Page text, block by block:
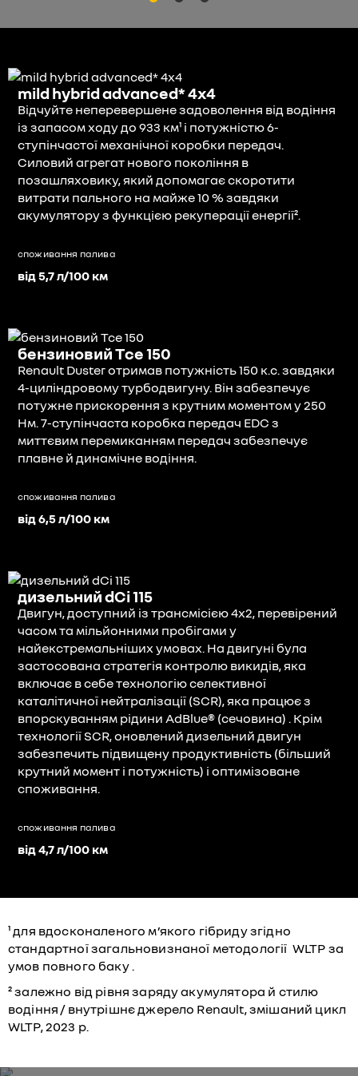
mild hybrid advanced* 4x4
Відчуйте неперевершене задоволення від водіння
із запасом ходу до 933 км¹ і потужністю 6-
ступінчастої механічної коробки передач.
Силовий агрегат нового покоління в
позашляховику, який допомагає скоротити
витрати пального на майже 10 % завдяки
акумулятору з функцією рекуперації енергії².
споживання палива
від 5,7 л/100 км
бензиновий Tce 150
Renault Duster отримав потужність 150 к.с. завдяки
4-циліндровому турбодвигуну. Він забезпечує
потужне прискорення з крутним моментом у 250
Нм. 7-ступінчаста коробка передач EDC з
миттєвим перемиканням передач забезпечує
плавне й динамічне водіння.
споживання палива
від 6,5 л/100 км
дизельний dCi 115
Двигун, доступний із трансмісією 4x2, перевірений
часом та мільйонними пробігами у
найекстремальніших умовах. На двигуні була
застосована стратегія контролю викидів, яка
включає в себе технологію селективної
каталітичної нейтралізації (SCR), яка працює з
впорскуванням рідини AdBlue® (сечовина) . Крім
технології SCR, оновлений дизельний двигун
забезпечить підвищену продуктивність (більший
крутний момент і потужність) і оптимізоване
споживання.
споживання палива
від 4,7 л/100 км
¹ для вдосконаленого м’якого гібриду згідно
стандартної загальновизнаної методології WLTP за
умов повного баку .
² залежно від рівня заряду акумулятора й стилю
водіння / внутрішнє джерело Renault, змішаний цикл
WLTP, 2023 р.